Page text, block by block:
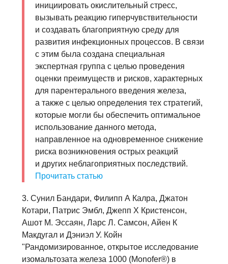
инициировать окислительный стресс,
вызывать реакцию гиперчувствительности
и создавать благоприятную среду для
развития инфекционных процессов. В связи
с этим была создана специальная
экспертная группа с целью проведения
оценки преимуществ и рисков, характерных
для парентерального введения железа,
а также с целью определения тех стратегий,
которые могли бы обеспечить оптимальное
использование данного метода,
направленное на одновременное снижение
риска возникновения острых реакций
и других неблагоприятных последствий.
Прочитать статью
3. Сунил Бандари, Филипп А Калра, Джатон
Котари, Патрис Эмбл, Джепп Х Кристенсон,
Ашот М. Эссаян, Ларс Л. Самсон, Айен К
Макдугал и Дэниэл У. Койн
"Рандомизированное, открытое исследование
изомальтозата железа 1000 (Monofer®) в